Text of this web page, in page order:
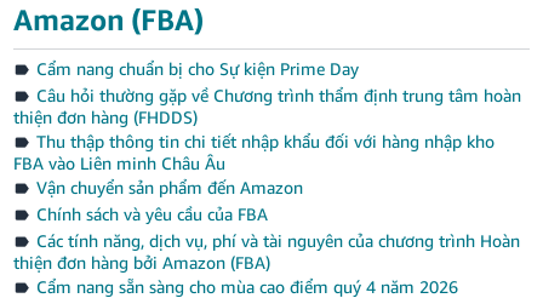
Amazon (FBA)
Cẩm nang chuẩn bị cho Sự kiện Prime Day
Câu hỏi thường gặp về Chương trình thẩm định trung tâm hoàn
thiện đơn hàng (FHDDS)
Thu thập thông tin chi tiết nhập khẩu đối với hàng nhập kho
FBA vào Liên minh Châu Âu
Vận chuyển sản phẩm đến Amazon
Chính sách và yêu cầu của FBA
Các tính năng, dịch vụ, phí và tài nguyên của chương trình Hoàn
thiện đơn hàng bởi Amazon (FBA)
Cẩm nang sẵn sàng cho mùa cao điểm quý 4 năm 2026